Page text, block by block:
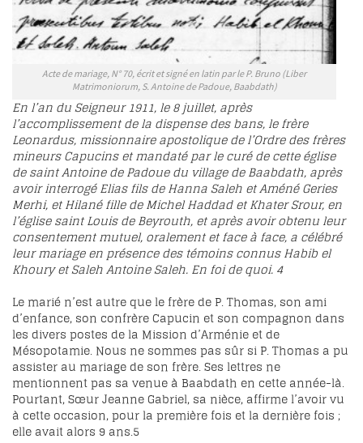
Acte de mariage, N° 70, écrit et signé en latin par le P. Bruno (Liber
Matrimoniorum, S. Antoine de Padoue, Baabdath)
En l’an du Seigneur 1911, le 8 juillet, après
l’accomplissement de la dispense des bans, le frère
Leonardus, missionnaire apostolique de l’Ordre des frères
mineurs Capucins et mandaté par le curé de cette église
de saint Antoine de Padoue du village de Baabdath, après
avoir interrogé Elias fils de Hanna Saleh et Améné Geries
Merhi, et Hilané fille de Michel Haddad et Khater Srour, en
l’église saint Louis de Beyrouth, et après avoir obtenu leur
consentement mutuel, oralement et face à face, a célébré
leur mariage en présence des témoins connus Habib el
Khoury et Saleh Antoine Saleh. En foi de quoi.4
Le marié n’est autre que le frère de P. Thomas, son ami
d’enfance, son confrère Capucin et son compagnon dans
les divers postes de la Mission d’Arménie et de
Mésopotamie. Nous ne sommes pas sûr si P. Thomas a pu
assister au mariage de son frère. Ses lettres ne
mentionnent pas sa venue à Baabdath en cette année-là.
Pourtant, Sœur Jeanne Gabriel, sa nièce, affirme l’avoir vu
à cette occasion, pour la première fois et la dernière fois ;
elle avait alors 9 ans.5